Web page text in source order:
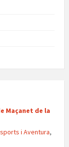
Maçanet de la
i Aventura,